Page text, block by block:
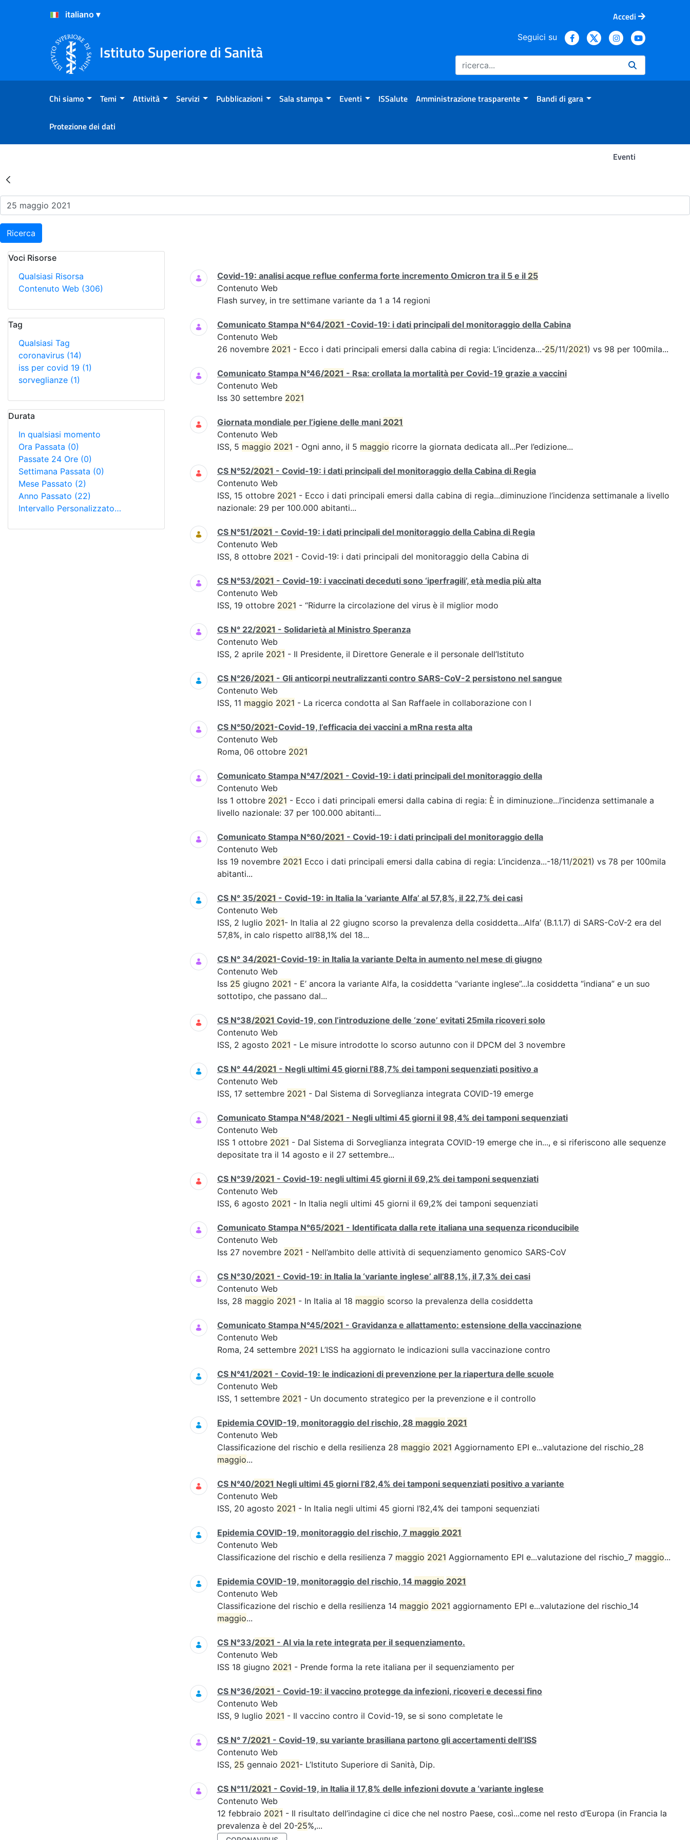
Salta al Contenuto
Salta al Footer
Accedi
Istituto Superiore di Sanità
Seguici su
Chi siamo Temi Attività Servizi Pubblicazioni Sala stampa Eventi ISSalute Amministrazione trasparente Bandi di gara
Protezione dei dati
Eventi
Risultati della Ricerca - Eventi
Ricerca
Voci Risorse
Qualsiasi Risorsa
Contenuto Web (306)
Tag
Qualsiasi Tag
coronavirus (14)
iss per covid 19 (1)
sorveglianze (1)
Durata
In qualsiasi momento
Ora Passata (0)
Passate 24 Ore (0)
Settimana Passata (0)
Mese Passato (2)
Anno Passato (22)
Intervallo Personalizzato…
Ricerca
Covid-19: analisi acque reflue conferma forte incremento Omicron tra il 5 e il 25
Contenuto Web
Flash survey, in tre settimane variante da 1 a 14 regioni
Comunicato Stampa N°64/2021 -Covid-19: i dati principali del monitoraggio della Cabina
Contenuto Web
26 novembre 2021 - Ecco i dati principali emersi dalla cabina di regia: L’incidenza...-25/11/2021) vs 98 per 100mila...
Comunicato Stampa N°46/2021 - Rsa: crollata la mortalità per Covid-19 grazie a vaccini
Contenuto Web
Iss 30 settembre 2021
Giornata mondiale per l’igiene delle mani 2021
Contenuto Web
ISS, 5 maggio 2021 - Ogni anno, il 5 maggio ricorre la giornata dedicata all...Per l’edizione...
CS N°52/2021 - Covid-19: i dati principali del monitoraggio della Cabina di Regia
Contenuto Web
ISS, 15 ottobre 2021 - Ecco i dati principali emersi dalla cabina di regia...diminuzione l’incidenza settimanale a livello
nazionale: 29 per 100.000 abitanti...
CS N°51/2021 - Covid-19: i dati principali del monitoraggio della Cabina di Regia
Contenuto Web
ISS, 8 ottobre 2021 - Covid-19: i dati principali del monitoraggio della Cabina di
CS N°53/2021 - Covid-19: i vaccinati deceduti sono ‘iperfragili’, età media più alta
Contenuto Web
ISS, 19 ottobre 2021 - “Ridurre la circolazione del virus è il miglior modo
CS N° 22/2021 - Solidarietà al Ministro Speranza
Contenuto Web
ISS, 2 aprile 2021 - Il Presidente, il Direttore Generale e il personale dell’Istituto
CS N°26/2021 - Gli anticorpi neutralizzanti contro SARS-CoV-2 persistono nel sangue
Contenuto Web
ISS, 11 maggio 2021 - La ricerca condotta al San Raffaele in collaborazione con l
CS N°50/2021-Covid-19, l’efficacia dei vaccini a mRna resta alta
Contenuto Web
Roma, 06 ottobre 2021
Comunicato Stampa N°47/2021 - Covid-19: i dati principali del monitoraggio della
Contenuto Web
Iss 1 ottobre 2021 - Ecco i dati principali emersi dalla cabina di regia: È in diminuzione...l’incidenza settimanale a
livello nazionale: 37 per 100.000 abitanti...
Comunicato Stampa N°60/2021 - Covid-19: i dati principali del monitoraggio della
Contenuto Web
Iss 19 novembre 2021 Ecco i dati principali emersi dalla cabina di regia: L’incidenza...-18/11/2021) vs 78 per 100mila
abitanti...
CS N° 35/2021 - Covid-19: in Italia la ‘variante Alfa’ al 57,8%, il 22,7% dei casi
Contenuto Web
ISS, 2 luglio 2021- In Italia al 22 giugno scorso la prevalenza della cosiddetta...Alfa’ (B.1.1.7) di SARS-CoV-2 era del
57,8%, in calo rispetto all’88,1% del 18...
CS N° 34/2021-Covid-19: in Italia la variante Delta in aumento nel mese di giugno
Contenuto Web
Iss 25 giugno 2021 - E’ ancora la variante Alfa, la cosiddetta “variante inglese”...la cosiddetta “indiana” e un suo
sottotipo, che passano dal...
CS N°38/2021 Covid-19, con l’introduzione delle ‘zone’ evitati 25mila ricoveri solo
Contenuto Web
ISS, 2 agosto 2021 - Le misure introdotte lo scorso autunno con il DPCM del 3 novembre
CS N° 44/2021 - Negli ultimi 45 giorni l’88,7% dei tamponi sequenziati positivo a
Contenuto Web
ISS, 17 settembre 2021 - Dal Sistema di Sorveglianza integrata COVID-19 emerge
Comunicato Stampa N°48/2021 - Negli ultimi 45 giorni il 98,4% dei tamponi sequenziati
Contenuto Web
ISS 1 ottobre 2021 - Dal Sistema di Sorveglianza integrata COVID-19 emerge che in..., e si riferiscono alle sequenze
depositate tra il 14 agosto e il 27 settembre...
CS N°39/2021 - Covid-19: negli ultimi 45 giorni il 69,2% dei tamponi sequenziati
Contenuto Web
ISS, 6 agosto 2021 - In Italia negli ultimi 45 giorni il 69,2% dei tamponi sequenziati
Comunicato Stampa N°65/2021 - Identificata dalla rete italiana una sequenza riconducibile
Contenuto Web
Iss 27 novembre 2021 - Nell’ambito delle attività di sequenziamento genomico SARS-CoV
CS N°30/2021 - Covid-19: in Italia la ‘variante inglese’ all’88,1%, il 7,3% dei casi
Contenuto Web
Iss, 28 maggio 2021 - In Italia al 18 maggio scorso la prevalenza della cosiddetta
Comunicato Stampa N°45/2021 - Gravidanza e allattamento: estensione della vaccinazione
Contenuto Web
Roma, 24 settembre 2021 L’ISS ha aggiornato le indicazioni sulla vaccinazione contro
CS N°41/2021 - Covid-19: le indicazioni di prevenzione per la riapertura delle scuole
Contenuto Web
ISS, 1 settembre 2021 - Un documento strategico per la prevenzione e il controllo
Epidemia COVID-19, monitoraggio del rischio, 28 maggio 2021
Contenuto Web
Classificazione del rischio e della resilienza 28 maggio 2021 Aggiornamento EPI e...valutazione del rischio_28
maggio...
CS N°40/2021 Negli ultimi 45 giorni l’82,4% dei tamponi sequenziati positivo a variante
Contenuto Web
ISS, 20 agosto 2021 - In Italia negli ultimi 45 giorni l’82,4% dei tamponi sequenziati
Epidemia COVID-19, monitoraggio del rischio, 7 maggio 2021
Contenuto Web
Classificazione del rischio e della resilienza 7 maggio 2021 Aggiornamento EPI e...valutazione del rischio_7 maggio...
Epidemia COVID-19, monitoraggio del rischio, 14 maggio 2021
Contenuto Web
Classificazione del rischio e della resilienza 14 maggio 2021 aggiornamento EPI e...valutazione del rischio_14
maggio...
CS N°33/2021 - Al via la rete integrata per il sequenziamento.
Contenuto Web
ISS 18 giugno 2021 - Prende forma la rete italiana per il sequenziamento per
CS N°36/2021 - Covid-19: il vaccino protegge da infezioni, ricoveri e decessi fino
Contenuto Web
ISS, 9 luglio 2021 - Il vaccino contro il Covid-19, se si sono completate le
CS N° 7/2021 - Covid-19, su variante brasiliana partono gli accertamenti dell’ISS
Contenuto Web
ISS, 25 gennaio 2021- L’Istituto Superiore di Sanità, Dip.
CS N°11/2021 - Covid-19, in Italia il 17,8% delle infezioni dovute a ‘variante inglese
Contenuto Web
12 febbraio 2021 - Il risultato dell’indagine ci dice che nel nostro Paese, così...come nel resto d’Europa (in Francia la
prevalenza è del 20-25%,...